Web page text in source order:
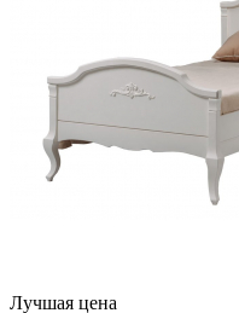
Лучшая цена